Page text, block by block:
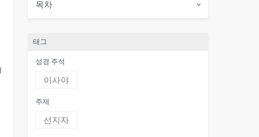
목차
태그
성경 주석
이사야
주제
선지자